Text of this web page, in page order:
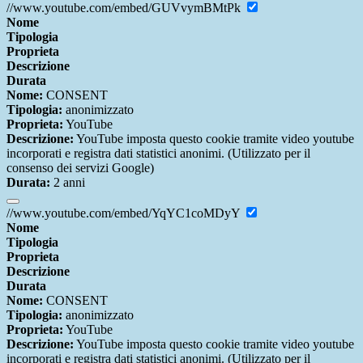
//www.youtube.com/embed/GUVvymBMtPk
Nome
Tipologia
Proprieta
Descrizione
Durata
Nome: CONSENT
Tipologia: anonimizzato
Proprieta: YouTube
Descrizione: YouTube imposta questo cookie tramite video youtube
incorporati e registra dati statistici anonimi. (Utilizzato per il
consenso dei servizi Google)
Durata: 2 anni
//www.youtube.com/embed/YqYC1coMDyY
Nome
Tipologia
Proprieta
Descrizione
Durata
Nome: CONSENT
Tipologia: anonimizzato
Proprieta: YouTube
Descrizione: YouTube imposta questo cookie tramite video youtube
incorporati e registra dati statistici anonimi. (Utilizzato per il